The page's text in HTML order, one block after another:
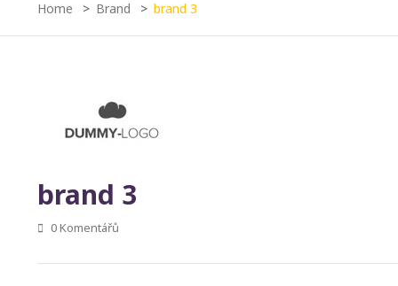
Home Brand brand 3
brand 3
0 Komentářů